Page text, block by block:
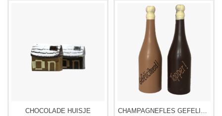
CHOCOLADE HUISJE
CHAMPAGNEFLES GEFELICITEERD